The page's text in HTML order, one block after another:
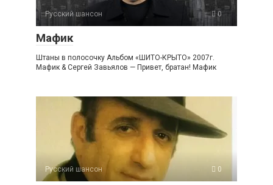
Русский шансон 0
Мафик
Штаны в полосочку Альбом «ШИТО-КРЫТО» 2007г.
Мафик & Сергей Завьялов — Привет, братан! Мафик
Русский шансон 0